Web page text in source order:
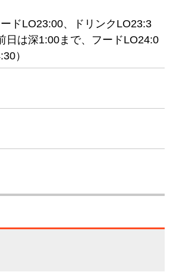
ドLO23:00、ドリンクLO23:3
日は深1:00まで、フードLO24:0
）